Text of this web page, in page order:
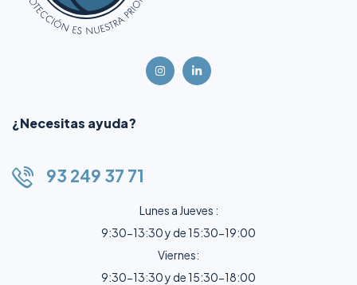
¿Necesitas ayuda?
93 249 37 71
Lunes a Jueves :
9:30-13:30 y de 15:30-19:00
Viernes:
9:30-13:30 y de 15:30-18:00